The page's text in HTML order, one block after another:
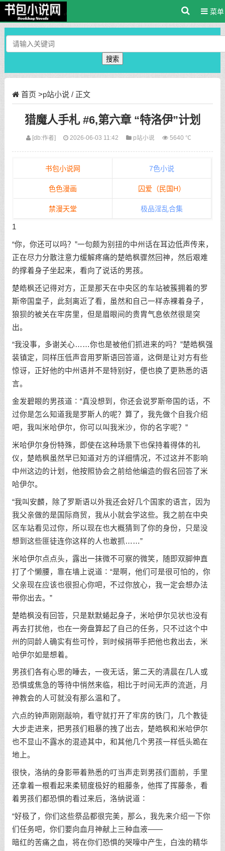
菜单
搜索
首页 >p站小说 / 正文
猎魔人手札 #6,第六章 “特洛伊”计划
[db:作者] 2026-06-03 11:42 p站小说 5640 ℃
书包小说网 7色小说
色色漫画 囚爱（民国H）
禁漫天堂 极品淫乱合集
1
“你，你还可以吗？”一句颇为别扭的中州话在耳边低声传来，
正在尽力分散注意力缓解疼痛的楚皓枫骤然回神，然后艰难
的撑着身子坐起来，看向了说话的男孩。
楚皓枫还记得对方，正是那天在中央区的车站被簇拥着的罗
斯帝国皇子，此刻离近了看，虽然和自己一样赤裸着身子，
狼狈的被关在牢房里，但是眉眼间的贵胄气息依然很是突
出。
“我没事，多谢关心……你也是被他们抓进来的吗？”楚皓枫强
装镇定，同样压低声音用罗斯语回答道，这倒是让对方有些
惊讶，正好他的中州语并不是特别好，便也换了更熟悉的语
言。
金发碧眼的男孩道∶“真没想到，你还会说罗斯帝国的话，不
过你是怎么知道我是罗斯人的呢？算了，我先做个自我介绍
吧，我叫米哈伊尔，你可以叫我米沙，你的名字呢？”
米哈伊尔身份特殊，即使在这种场景下也保持着得体的礼
仪，楚皓枫虽然早已知道对方的详细情况，不过这并不影响
中州这边的计划，他按照协会之前给他编造的假名回答了米
哈伊尔。
“我叫安麟，除了罗斯语以外我还会好几个国家的语言，因为
我父亲做的是国际商贸，我从小就会学这些。我之前在中央
区车站看见过你，所以现在也大概猜到了你的身份，只是没
想到这些匪徒连你这样的人也敢抓……”
米哈伊尔点点头，露出一抹微不可察的微笑，随即双脚伸直
打了个懒腰，靠在墙上说道∶“是啊，他们可是很可怕的，你
父亲现在应该也很担心你吧，不过你放心，我一定会想办法
带你出去。”
楚皓枫没有回答，只是默默蜷起身子，米哈伊尔见状也没有
再去打扰他，也在一旁盘算起了自己的任务，只不过这个中
州的同龄人确实有些可怜，到时候捎带手把他也救出去，米
哈伊尔如是想着。
男孩们各有心思的睡去，一夜无话，第二天的清晨在几人或
恐惧或焦急的等待中悄然来临，相比于时间无声的流逝，月
神教会的人可就没有那么温和了。
六点的钟声刚刚敲响，看守就打开了牢房的铁门，几个教徒
大步走进来，把男孩们粗暴的拽了出去，楚皓枫和米哈伊尔
也不显山不露水的混迹其中，和其他几个男孩一样低头跪在
地上。
很快，洛纳的身影带着熟悉的叮当声走到男孩们面前，手里
还拿着一根看起来柔韧度极好的粗藤条，他挥了挥藤条，看
着男孩们都恐惧的看过来后，洛纳说道∶
“好极了，你们这些祭品都很完美，那么，我先来介绍一下你
们任务吧，你们要向血月神献上三种血液——
暗红的苦痛之血，将在你们恐惧的哭嚎中产生，白浊的精华